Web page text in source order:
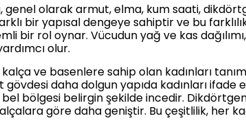
genel olarak armut, elma, kum saati,
bir yapısal dengeye sahiptir ve bu
bir rol oynar. Vücudun yağ ve kas
olur.
ve basenlere sahip olan kadınları
daha dolgun yapıda kadınları
bölgesi belirgin şekilde incedir.
göre daha geniştir. Bu çeşitlilik, her